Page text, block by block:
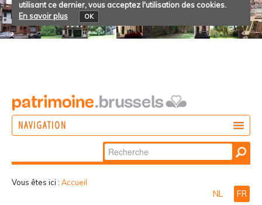
utilisant ce dernier, vous acceptez l'utilisation des cookies.
En savoir plus
OK
NAVIGATION
Chercher par
Recherche
Vous êtes ici : Accueil
NL FR